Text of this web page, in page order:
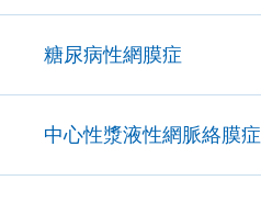
糖尿病性網膜症
中心性漿液性網脈絡膜症